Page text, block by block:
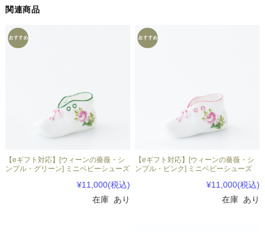
関連商品
【eギフト対応】[ウィーンの薔薇・シ
ンプル・グリーン] ミニベビーシューズ
¥11,000(税込)
在庫 あり
【eギフト対応】[ウィーンの薔薇・シ
ンプル・ピンク] ミニベビーシューズ
¥11,000(税込)
在庫 あり